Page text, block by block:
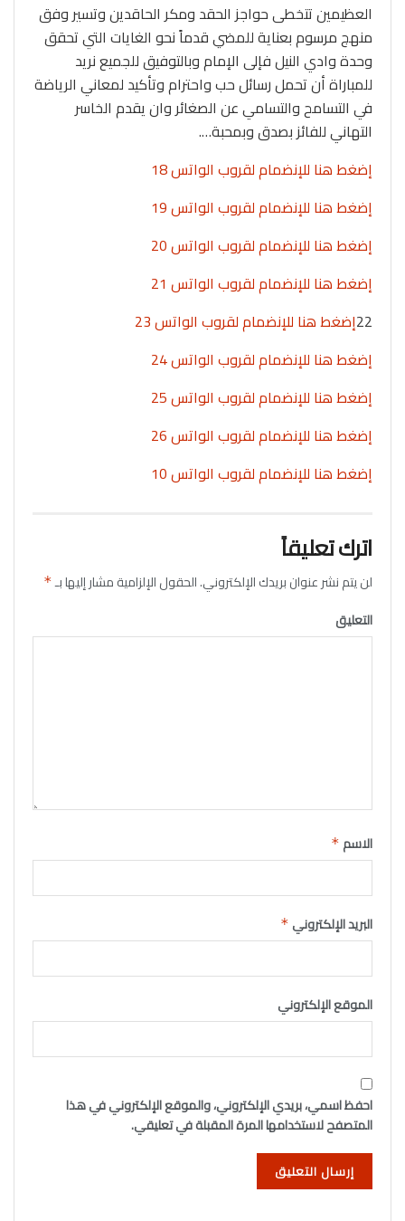
العظيمين تتخطى حواجز الحقد ومكر الحاقدين وتسير وفق
منهج مرسوم بعناية للمضي قدماً نحو الغايات التي تحقق
وحدة وادي النيل فإلى الإمام وبالتوفيق للجميع نريد
للمباراة أن تحمل رسائل حب واحترام وتأكيد لمعاني الرياضة
في التسامح والتسامي عن الصغائر وان يقدم الخاسر
التهاني للفائز بصدق وبمحبة….
إضغط هنا للإنضمام لقروب الواتس 18
إضغط هنا للإنضمام لقروب الواتس 19
إضغط هنا للإنضمام لقروب الواتس 20
إضغط هنا للإنضمام لقروب الواتس 21
22إضغط هنا للإنضمام لقروب الواتس 23
إضغط هنا للإنضمام لقروب الواتس 24
إضغط هنا للإنضمام لقروب الواتس 25
إضغط هنا للإنضمام لقروب الواتس 26
إضغط هنا للإنضمام لقروب الواتس 10
اترك تعليقاً
لن يتم نشر عنوان بريدك الإلكتروني.الحقول الإلزامية مشار إليها بـ*
التعليق
الاسم *
البريد الإلكتروني *
الموقع الإلكتروني
احفظ اسمي، بريدي الإلكتروني، والموقع الإلكتروني في هذا
المتصفح لاستخدامها المرة المقبلة في تعليقي.